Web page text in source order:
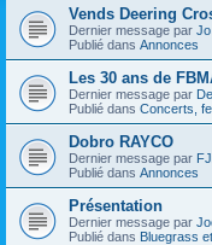
Vends Deering
Dernier message par
Publié dans Annonces
Les 30 ans de
Dernier message par
Publié dans Concerts,
Dobro RAYCO
Dernier message par
Publié dans Annonces
Présentation
Dernier message par
Publié dans Bluegrass